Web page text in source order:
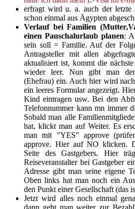
erfragt wird u. a. auch der
schon einmal aus Ägypten
Verlauf bei Familien
einen Pauschalurlaub planen:
sein soll = Familie. Auf der
Antragsteller mit allen
aktualisiert ist, kommt die
wieder leer. Nun gibt man
(Ehefrau) ein. Auch hier wird
ein leeres Formular angezeigt.
Kind eintragen usw. Bei den
Telefonnummer kann mn immer
Sobald man alle
hat, klickt man auf Weiter. Es
man mit "YES" approve
approve. Hier auf NO klicken.
Seite des Gastgebers. Hier
Reiseveranstalter bei Gastgeber
Adresse gibt man seine eigene
Oben links hat man noch ein
den Punkt einer Gesellschaft (das
Jetzt wird alles noch einmal